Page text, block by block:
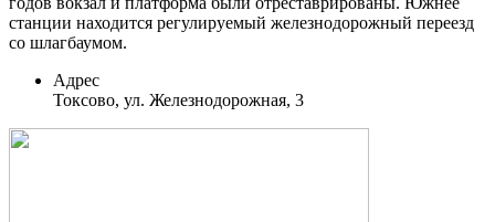
станции находится регулируемый железнодорожный переезд
со шлагбаумом.
Адрес
Токсово, ул. Железнодорожная, 3